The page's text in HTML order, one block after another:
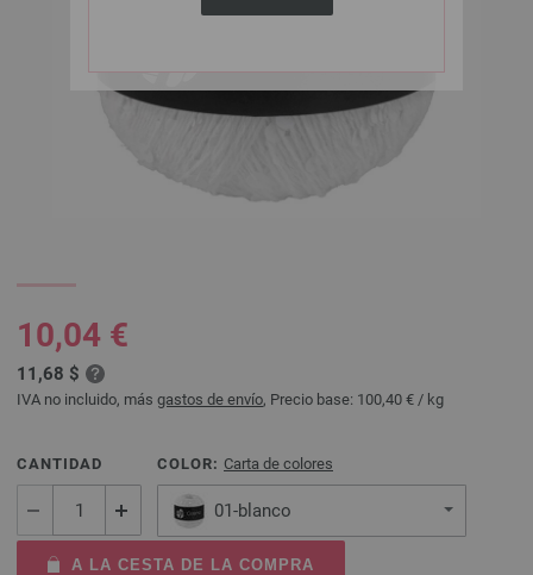
10,04 €
11,68 $
IVA no incluido, más gastos de envío, Precio base: 100,40 € / kg
CANTIDAD COLOR: Carta de colores
01-blanco
A LA CESTA DE LA COMPRA